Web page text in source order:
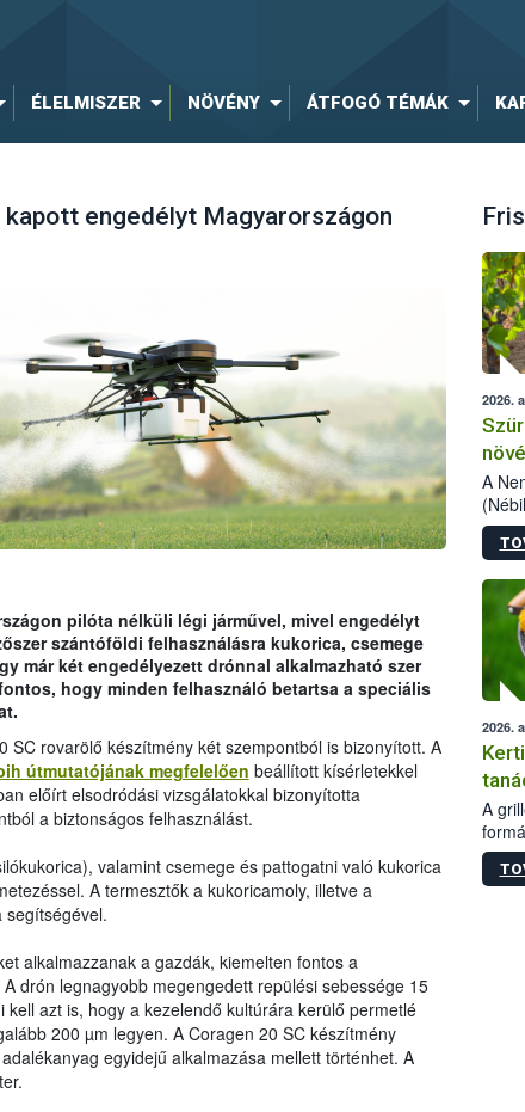
ÉLELMISZER NÖVÉNY ÁTFOGÓ TÉMÁK
engedélyt Magyarországon
pilóta nélküli légi járművel, mivel engedélyt
szántóföldi felhasználásra kukorica, csemege
már két engedélyezett drónnal alkalmazható szer
hogy minden felhasználó betartsa a speciális
rovarölő készítmény két szempontból is bizonyított. A
útmutatójának megfelelően beállított kísérletekkel
előírt elsodródási vizsgálatokkal bizonyította
a biztonságos felhasználást.
valamint csemege és pattogatni való kukorica
A termesztők a kukoricamoly, illetve a
segítségével.
alkalmazzanak a gazdák, kiemelten fontos a
drón legnagyobb megengedett repülési sebessége 15
azt is, hogy a kezelendő kultúrára kerülő permetlé
200 µm legyen. A Coragen 20 SC készítmény
egyidejű alkalmazása mellett történhet. A
2026.
A
Az
2026.
A